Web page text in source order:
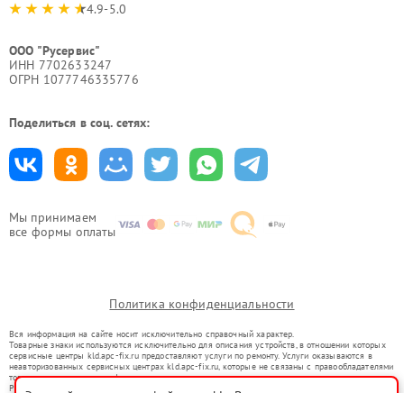
Мы принимаем
все формы оплаты
4.9-5.0
ООО "Русервис"
ИНН 7702633247
ОГРН 1077746335776
Поделиться в соц. сетях:
Политика конфиденциальности
Вся информация на сайте носит исключительно справочный характер.
Товарные знаки используются исключительно для описания устройств, в отношении которых
сервисные центры kld.apc-fix.ru предоставляют услуги по ремонту. Услуги оказываются в
неавторизованных сервисных центрах kld.apc-fix.ru, которые не связаны с правообладателями
товарных знаков или их официальными представителями.
Ремонт осуществляется для устройств, уже введенных в гражданский оборот в соответствии